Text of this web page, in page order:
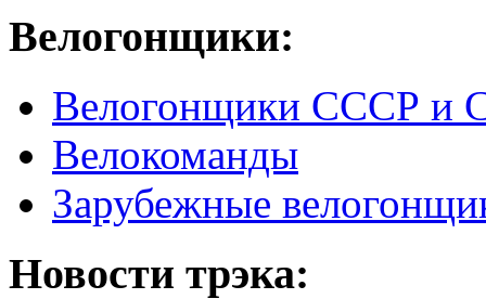
Велогонщики:
Велогонщики СССР и
Велокоманды
Зарубежные
Новости трэка: